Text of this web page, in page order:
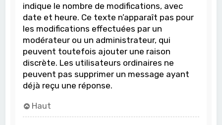
indique le nombre de modifications, avec
date et heure. Ce texte n’apparaît pas pour
les modifications effectuées par un
modérateur ou un administrateur, qui
peuvent toutefois ajouter une raison
discrète. Les utilisateurs ordinaires ne
peuvent pas supprimer un message ayant
déjà reçu une réponse.
Haut